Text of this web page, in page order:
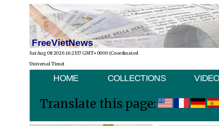
FreeVietNews
Sat Aug 08 2026 16:23:37 GMT+0000 (Coordinated
Universal Time)
HOME COLLECTIONS
Translate this page: